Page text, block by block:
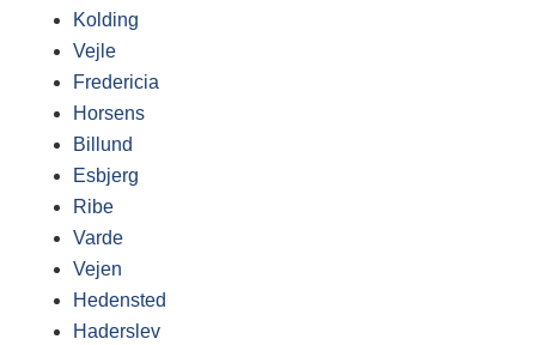
Kolding
Vejle
Fredericia
Horsens
Billund
Esbjerg
Ribe
Varde
Vejen
Hedensted
Haderslev